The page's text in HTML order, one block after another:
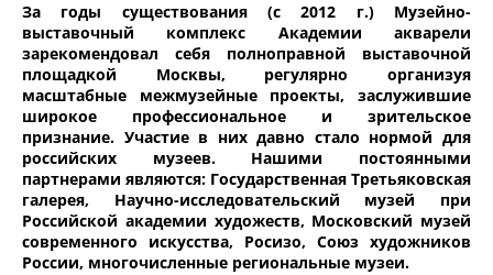
За годы существования (с 2012 г.) Музейно-
выставочный комплекс Академии акварели
зарекомендовал себя полноправной выставочной
площадкой Москвы, регулярно организуя
масштабные межмузейные проекты, заслужившие
широкое профессиональное и зрительское
признание. Участие в них давно стало нормой для
российских музеев. Нашими постоянными
партнерами являются: Государственная Третьяковская
галерея, Научно-исследовательский музей при
Российской академии художеств, Московский музей
современного искусства, Росизо, Союз художников
России, многочисленные региональные музеи.